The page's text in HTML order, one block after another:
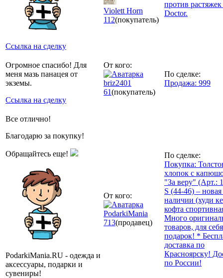
Ссылка на сделку
Violett Horn
112(покупатель)
против
Doctor.
Огромное спасибо! Для
меня мазь панацея от
экземы.
Ссылка на сделку
От кого:
briz2401
61(покупатель)
По сделке:
Продажа: 999
Все отлично!
Благодарю за покупку!
Обращайтесь еще!
PodarkiMania.RU - одежда и
аксессуары, подарки и
сувениры!
От кого:
PodarkiMania
713(продавец)
По сделке:
Покупка:
хлопок с
"За веру" (Арт.:
S (44-46) – новая
наличии (худи
кофта
Много
товаров, для
подарок! *
доставка по
Красноярску!
по России!